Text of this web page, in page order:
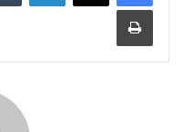
طباعة